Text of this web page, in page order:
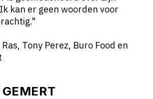
kan er geen woorden voor
Tony Perez, Buro Food en